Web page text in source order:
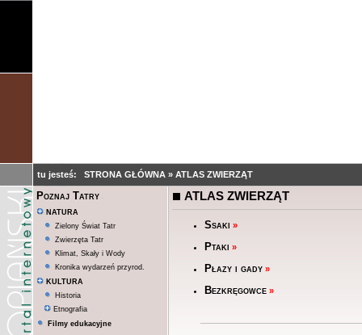
tu jesteś: STRONA GŁÓWNA » ATLAS ZWIERZĄT
Poznaj Tatry
NATURA
Zielony Świat Tatr
Zwierzęta Tatr
Klimat, Skały i Wody
Kronika wydarzeń przyrod.
KULTURA
Historia
Etnografia
Filmy edukacyjne
ATLAS ZWIERZĄT
Ssaki »
Ptaki »
Płazy i gady »
Bezkręgowce »